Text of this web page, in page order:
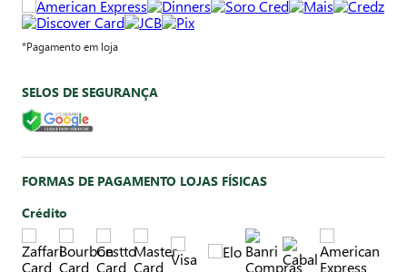
*Pagamento em loja
SELOS DE SEGURANÇA
FORMAS DE PAGAMENTO LOJAS FÍSICAS
Crédito